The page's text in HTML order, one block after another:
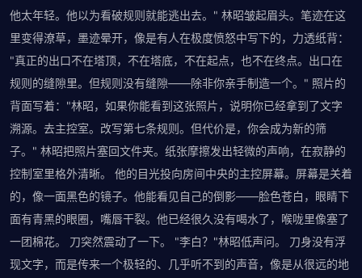
他太年轻。他以为看破规则就能逃出去。" 林昭皱起眉头。笔迹在这
里变得潦草，墨迹晕开，像是有人在极度愤怒中写下的，力透纸背：
"真正的出口不在塔顶，不在塔底，不在起点，也不在终点。出口在
规则的缝隙里。但规则没有缝隙——除非你亲手制造一个。" 照片的
背面写着："林昭，如果你能看到这张照片，说明你已经拿到了文字
溯源。去主控室。改写第七条规则。但代价是，你会成为新的筛
子。" 林昭把照片塞回文件夹。纸张摩擦发出轻微的声响，在寂静的
控制室里格外清晰。 他的目光投向房间中央的主控屏幕。屏幕是关着
的，像一面黑色的镜子。他能看见自己的倒影——脸色苍白，眼睛下
面有青黑的眼圈，嘴唇干裂。他已经很久没有喝水了，喉咙里像塞了
一团棉花。 刀突然震动了一下。 "李白？"林昭低声问。 刀身没有浮
现文字，而是传来一个极轻的、几乎听不到的声音，像是从很远的地